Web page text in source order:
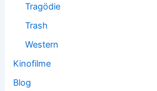
Tragödie
Trash
Western
Kinofilme
Blog